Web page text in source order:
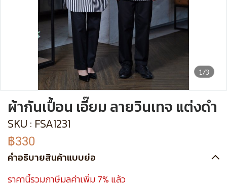
1/3
ผ้ากันเปื้อน เอี๊ยม ลายวินเทจ แต่งดำ
SKU : FSA1231
฿330
คำอธิบายสินค้าแบบย่อ
ราคานี้รวมภาษีมูลค่าเพิ่ม 7% แล้ว